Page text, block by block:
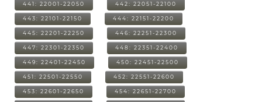
441: 22001-22050 442: 22051-22100
443: 22101-22150 444: 22151-22200
445: 22201-22250 446: 22251-22300
447: 22301-22350 448: 22351-22400
449: 22401-22450 450: 22451-22500
451: 22501-22550 452: 22551-22600
453: 22601-22650 454: 22651-22700